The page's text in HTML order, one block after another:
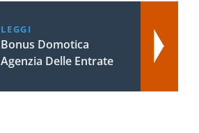
LEGGI
Bonus Domotica
Agenzia Delle Entrate